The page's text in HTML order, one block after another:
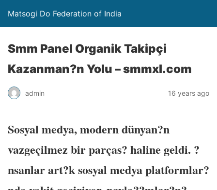
Matsogi Do Federation of India
Smm Panel Organik Takipçi
Kazanman?n Yolu – smmxl.com
admin 16 years ago
Sosyal medya, modern dünyan?n
vazgeçilmez bir parças? haline geldi. ?
nsanlar art?k sosyal medya platformlar?